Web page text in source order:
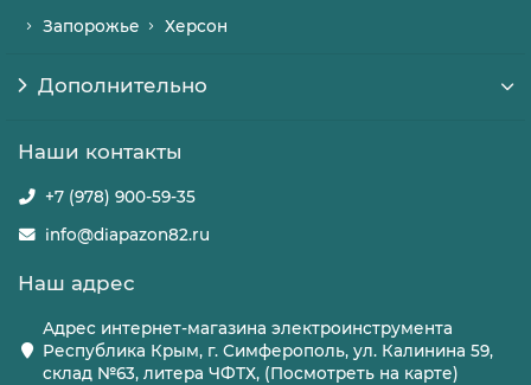
Запорожье
Херсон
Дополнительно
Наши контакты
+7 (978) 900-59-35
info@diapazon82.ru
Наш адрес
Адрес интернет-магазина электроинструмента
Республика Крым, г. Симферополь, ул. Калинина 59,
склад №63, литера ЧФТХ, (Посмотреть на карте)